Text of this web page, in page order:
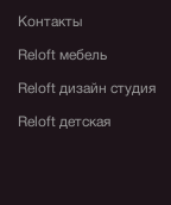
Контакты
Reloft мебель
Reloft дизайн студия
Reloft детская